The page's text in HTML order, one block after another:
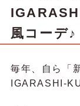
風コーデ♪
毎年、自ら「
IGARASHI-